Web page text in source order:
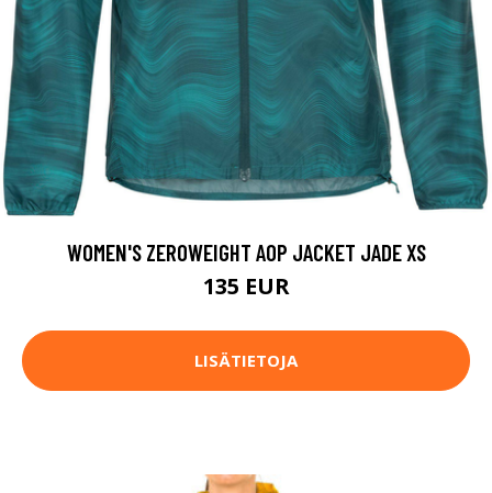
WOMEN'S ZEROWEIGHT AOP JACKET JADE XS
135 EUR
LISÄTIETOJA